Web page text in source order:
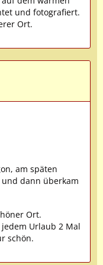
und fotografiert.
Ort.
am späten
dann überkam
Ort.
Urlaub 2 Mal
schön.